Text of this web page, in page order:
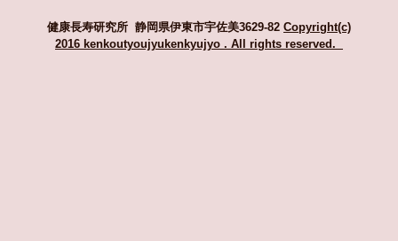
健康長寿研究所 静岡県伊東市宇佐美3629-82 Copyright(c)
2016 kenkoutyoujyukenkyujyo . All rights reserved.